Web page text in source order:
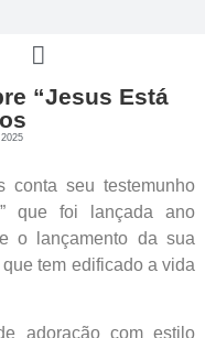
“Jesus Está
conta seu testemunho
que foi lançada ano
o lançamento da sua
tem edificado a vida
adoração com estilo